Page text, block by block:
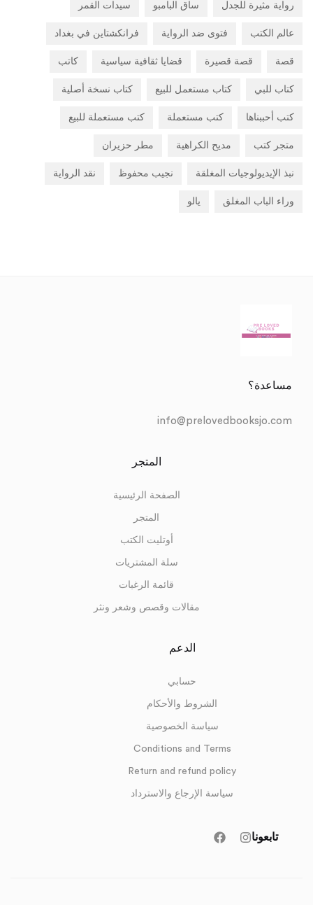
رواية مثيرة للجدل ساق البامبو سيدات القمر
عالم الكتب فتوى ضد الرواية فرانكشتاين في بغداد
قصة قصة قصيرة قضايا ثقافية سياسية كاتب
كتاب للبي كتاب مستعمل للبيع كتاب نسخة أصلية
كتب أحببناها كتب مستعملة كتب مستعملة للبيع
متجر كتب مديح الكراهية مطر حزيران
نبذ الإيديولوجيات المغلقة نجيب محفوظ نقد الرواية
وراء الباب المغلق يالو
مساعدة؟
info@prelovedbooksjo.com
المتجر
الصفحة الرئيسية
المتجر
أوتليت الكتب
سلة المشتريات
قائمة الرغبات
مقالات وقصص وشعر ونثر
الدعم
حسابي
الشروط والأحكام
سياسة الخصوصية
Conditions and Terms
Return and refund policy
سياسة الإرجاع والاسترداد
تابعونا